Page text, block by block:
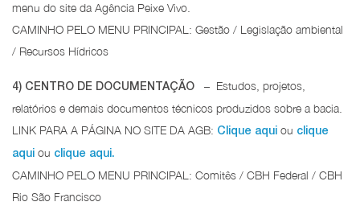
menu do site da Agência Peixe Vivo.
CAMINHO PELO MENU PRINCIPAL: Gestão / Legislação ambiental
/ Recursos Hídricos
4) CENTRO DE DOCUMENTAÇÃO
– Estudos, projetos,
relatórios e demais documentos técnicos produzidos sobre a bacia.
LINK PARA A PÁGINA NO SITE DA AGB: Clique aqui ou clique
aqui ou clique aqui.
CAMINHO PELO MENU PRINCIPAL: Comitês / CBH Federal / CBH
Rio São Francisco